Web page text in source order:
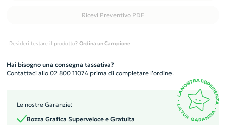
Ricevi Preventivo PDF
Desideri testare il prodotto? Ordina un Campione
Hai bisogno una consegna tassativa?
Contattaci allo 02 800 11074 prima di completare l’ordine.
Le nostre Garanzie:
Bozza Grafica Superveloce e Gratuita